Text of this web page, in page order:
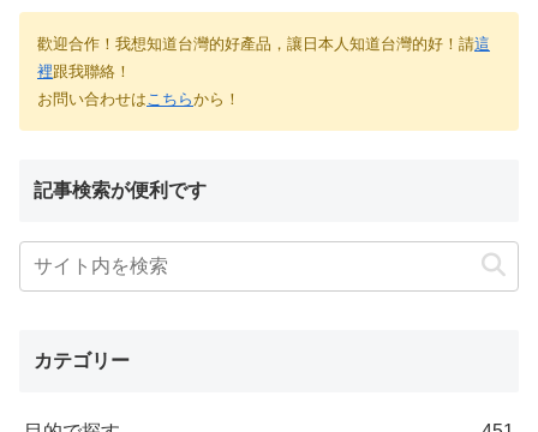
歡迎合作！我想知道台灣的好產品，讓日本人知道台灣的好！請這
裡跟我聯絡！
お問い合わせは こちらから！
記事検索が便利です
カテゴリー